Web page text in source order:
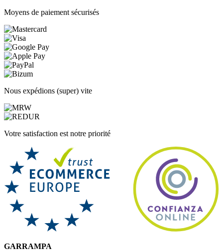
Moyens de paiement sécurisés
Nous expédions (super) vite
Votre satisfaction est notre priorité
GARRAMPA